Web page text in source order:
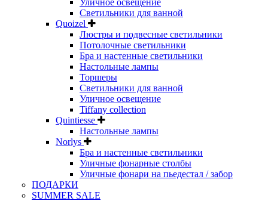
Уличное освещение
Светильники для ванной
Quoizel
Люстры и подвесные светильники
Потолочные светильники
Бра и настенные светильники
Настольные лампы
Торшеры
Светильники для ванной
Уличное освещение
Tiffany collection
Quintiesse
Настольные лампы
Norlys
Бра и настенные светильники
Уличные фонарные столбы
Уличные фонари на пьедестал / забор
ПОДАРКИ
SUMMER SALE